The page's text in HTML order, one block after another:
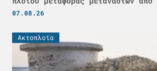
07.08.26
Ακτοπλοϊα